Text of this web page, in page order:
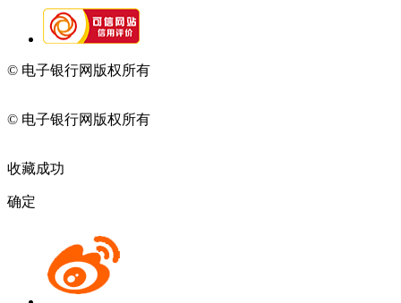
© 电子银行网版权所有
© 电子银行网版权所有
收藏成功
确定